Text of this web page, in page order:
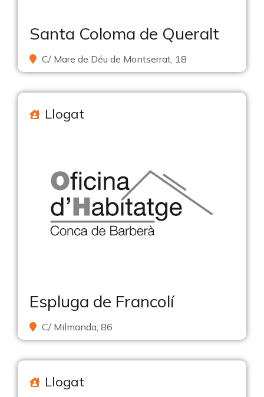
Santa Coloma de Queralt
C/ Mare de Déu de Montserrat, 18
Llogat
Espluga de Francolí
C/ Milmanda, 86
Llogat